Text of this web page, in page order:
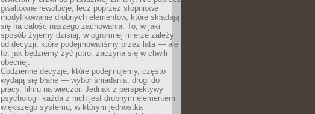
gwałtowne rewolucje, lecz poprzez stopniowe
modyfikowanie drobnych elementów, które składają
się na całość naszego zachowania. To, w jaki
sposób żyjemy dzisiaj, w ogromnej mierze zależy
od decyzji, które podejmowaliśmy przez lata — ale
to, jak będziemy żyć jutro, zaczyna się w chwili
obecnej.
Codzienne decyzje, które podejmujemy, często
wydają się błahe — wybór śniadania, drogi do
pracy, filmu na wieczór. Jednak z perspektywy
psychologii każda z nich jest drobnym elementem
większego systemu, w którym jednostka